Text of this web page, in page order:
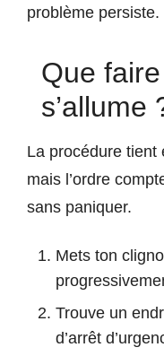
problème persiste.
Que
s’allume
La procédure tient
mais l’ordre
sans paniquer.
Mets ton
Trouve un
d’arrêt